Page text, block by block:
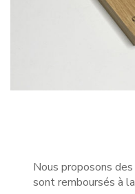
Nous proposons des
sont remboursés à